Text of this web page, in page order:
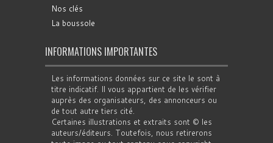
Nos clés
La boussole
INFORMATIONS IMPORTANTES
Les informations données sur ce site le sont à
titre indicatif. Il vous appartient de les vérifier
auprès des organisateurs, des annonceurs ou
de tout autre tiers cité.
Certaines illustrations et extraits sont © les
auteurs/éditeurs. Toutefois, nous retirerons